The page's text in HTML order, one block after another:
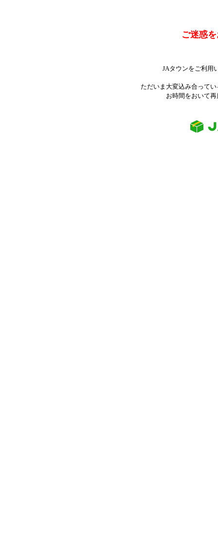
ご迷惑
JAタウンをご利用
ただいま大変込み合って
お時間をおいて